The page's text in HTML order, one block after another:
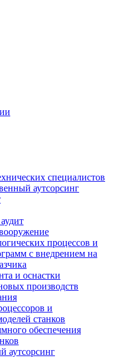
специалистов
аутсорсинг
процессов и
с внедрением на
и оснастки
производств
и
станков
обеспечения
аутсорсинг